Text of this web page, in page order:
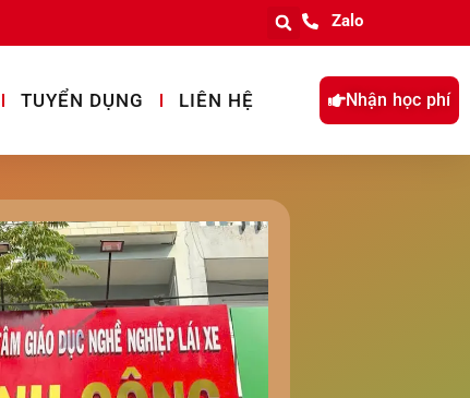
Zalo
TUYỂN DỤNG LIÊN HỆ Nhận học phí